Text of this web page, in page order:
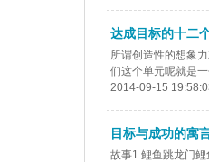
达成目标的十二
所谓创造性的想象
们这个单元呢就是
2014-09-15
目标与成功的寓
故事1 鲤鱼跳龙门